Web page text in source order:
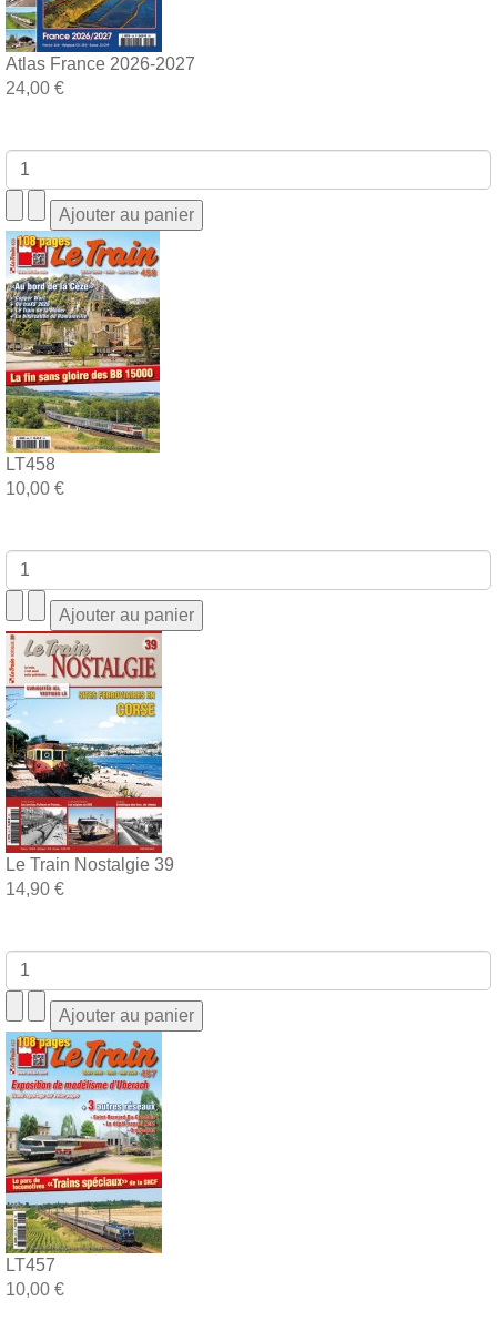
Atlas France 2026-2027
24,00 €
LT458
10,00 €
Le Train Nostalgie 39
14,90 €
LT457
10,00 €